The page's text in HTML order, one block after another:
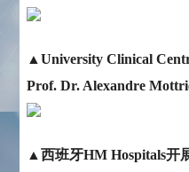
▲University Clinical
Prof. Dr. Alexandre
▲西班牙HM Hospitals开